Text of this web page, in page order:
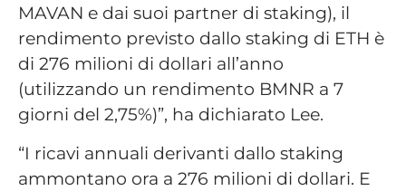
MAVAN e dai suoi partner di staking), il
rendimento previsto dallo staking di ETH è
di 276 milioni di dollari all’anno
(utilizzando un rendimento BMNR a 7
giorni del 2,75%)”, ha dichiarato Lee.
“I ricavi annuali derivanti dallo staking
ammontano ora a 276 milioni di dollari. E